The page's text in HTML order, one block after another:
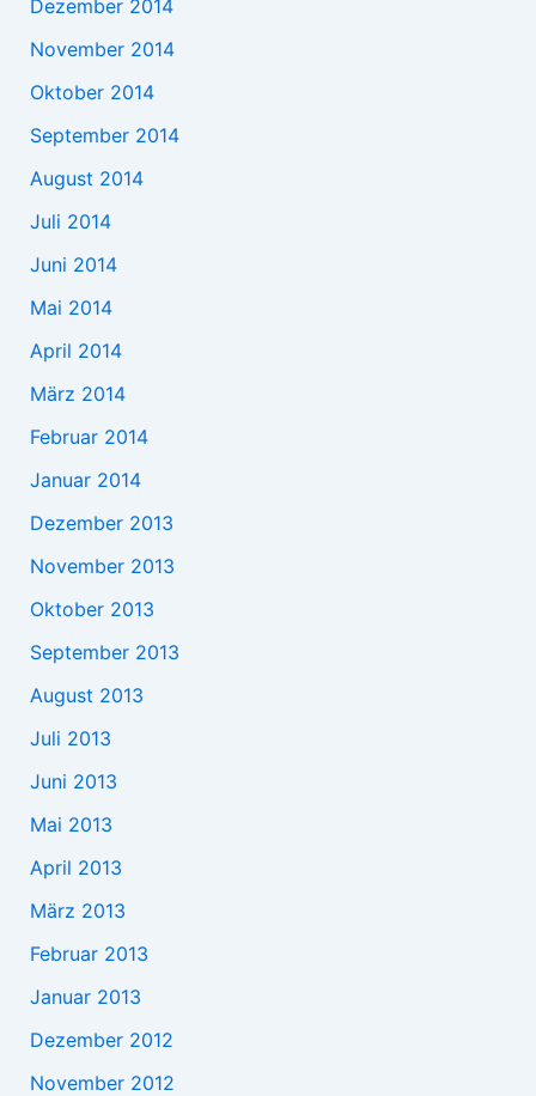
Dezember 2014
November 2014
Oktober 2014
September 2014
August 2014
Juli 2014
Juni 2014
Mai 2014
April 2014
März 2014
Februar 2014
Januar 2014
Dezember 2013
November 2013
Oktober 2013
September 2013
August 2013
Juli 2013
Juni 2013
Mai 2013
April 2013
März 2013
Februar 2013
Januar 2013
Dezember 2012
November 2012